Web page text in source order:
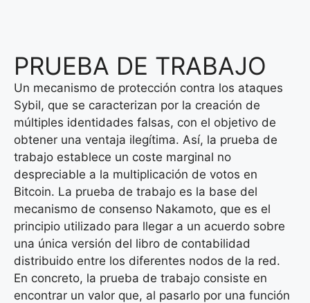
PRUEBA DE TRABAJO
Un mecanismo de protección contra los ataques
Sybil, que se caracterizan por la creación de
múltiples identidades falsas, con el objetivo de
obtener una ventaja ilegítima. Así, la prueba de
trabajo establece un coste marginal no
despreciable a la multiplicación de votos en
Bitcoin. La prueba de trabajo es la base del
mecanismo de consenso Nakamoto, que es el
principio utilizado para llegar a un acuerdo sobre
una única versión del libro de contabilidad
distribuido entre los diferentes nodos de la red.
En concreto, la prueba de trabajo consiste en
encontrar un valor que, al pasarlo por una función